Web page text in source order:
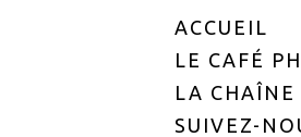
ACCUEIL
LE CAFÉ
LA CHAÎNE
SUIVEZ-